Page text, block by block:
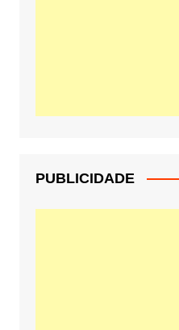
PUBLICIDADE